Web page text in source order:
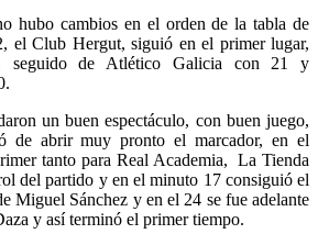
hubo cambios en el orden de la tabla de
el Club Hergut, siguió en el primer lugar,
seguido de Atlético Galicia con 21 y
un buen espectáculo, con buen juego,
de abrir muy pronto el marcador, en el
tanto para Real Academia, La Tienda
del partido y en el minuto 17 consiguió el
Miguel Sánchez y en el 24 se fue adelante
y así terminó el primer tiempo.